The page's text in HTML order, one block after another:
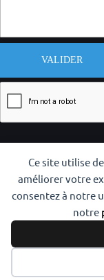
Ce site utilise
améliorer votre
consentez à notre
notre
VALIDER